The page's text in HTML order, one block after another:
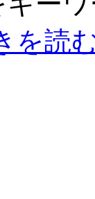
を読